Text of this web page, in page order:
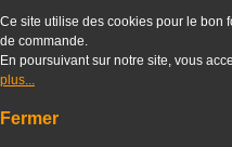
Ce site utilise des cookies pour le bon
de commande.
En poursuivant sur notre site, vous
plus...
Fermer